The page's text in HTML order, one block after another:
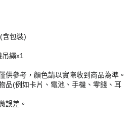
含包裝)
繩x1
供參考，顏色請以實際收到商品為準。
品(例如卡片、電池、手機、零錢、耳
誤差。